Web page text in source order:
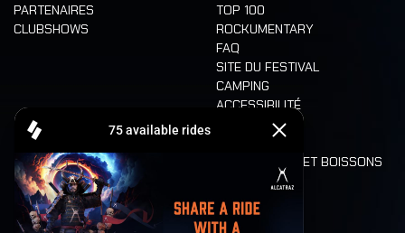
PARTENAIRES
CLUBSHOWS
TOP 100
ROCKUMENTARY
FAQ
SITE DU FESTIVAL
CAMPING
ACCESSIBILITÉ
CASHLESS
ALIMENTATION ET BOISSONS
LONE WOLVES
PLAN